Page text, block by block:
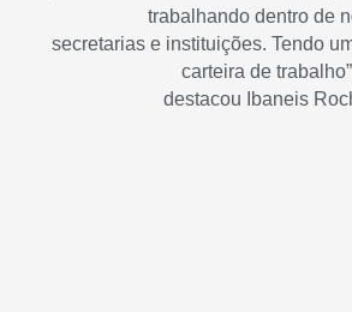
trabalhando dentro de
secretarias e instituições. Tendo
carteira de
destacou Ibaneis